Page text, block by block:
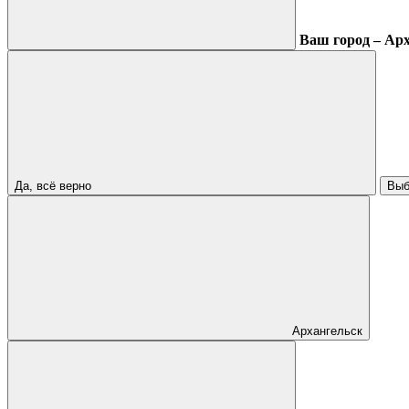
Ваш город –
Да, всё верно
Архангельск